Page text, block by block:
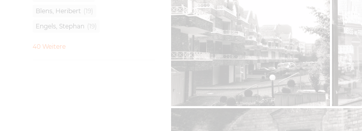
Blens, Heribert (19
Engels, Stephan (19
40 Weitere